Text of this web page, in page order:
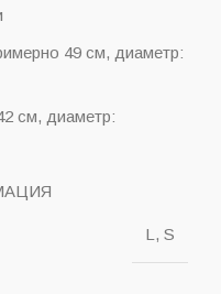
49 см, диаметр:
см, диаметр:
L, S